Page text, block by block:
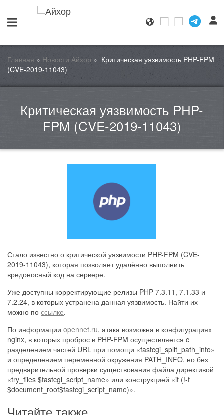
Главная » Новости Айхор » Критическая уязвимость PHP-FPM
(CVE-2019-11043)
Критическая уязвимость PHP-
FPM (CVE-2019-11043)
Стало известно о критической уязвимости PHP-FPM (CVE-
2019-11043), которая позволяет удалённо выполнить
вредоносный код на сервере.
Уже доступны корректирующие релизы PHP 7.3.11, 7.1.33 и
7.2.24, в которых устранена данная уязвимость. Найти их
можно по ссылке.
По информации opennet.ru, атака возможна в конфигурациях
nginx, в которых проброс в PHP-FPM осуществляется c
разделением частей URL при помощи «fastcgi_split_path_info»
и определением переменной окружения PATH_INFO, но без
предварительной проверки существования файла директивой
«try_files $fastcgi_script_name» или конструкцией «if (!-f
$document_root$fastcgi_script_name)».